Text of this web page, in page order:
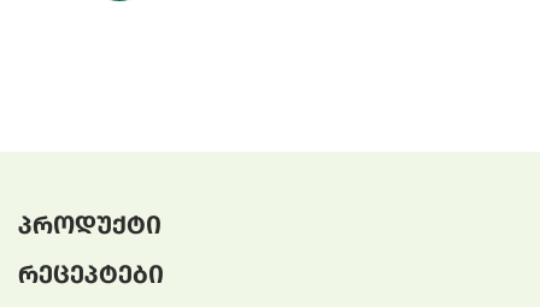
პროდუქტი
რეცეპტები